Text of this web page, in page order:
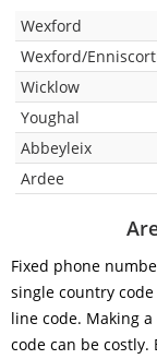
Wexford
Wexford/
Wicklow
Youghal
Abbeyleix
Ardee
Fixed phone
single country
line code. Making
code can be